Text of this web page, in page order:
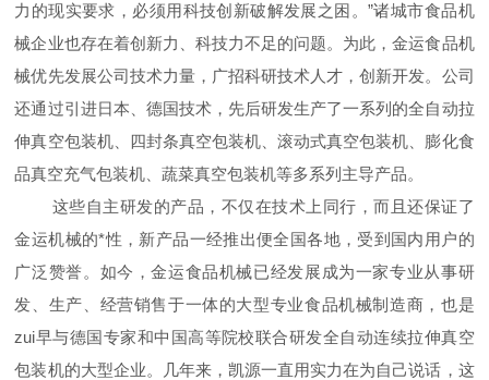
力的现实要求，必须用科技创新破解发展之困。”诸城市食品机
械企业也存在着创新力、科技力不足的问题。为此，金运食品机
械优先发展公司技术力量，广招科研技术人才，创新开发。公司
还通过引进日本、德国技术，先后研发生产了一系列的全自动拉
伸真空包装机、四封条真空包装机、滚动式真空包装机、膨化食
品真空充气包装机、蔬菜真空包装机等多系列主导产品。
这些自主研发的产品，不仅在技术上同行，而且还保证了
金运机械的*性，新产品一经推出便全国各地，受到国内用户的
广泛赞誉。如今，金运食品机械已经发展成为一家专业从事研
发、生产、经营销售于一体的大型专业食品机械制造商，也是
zui早与德国专家和中国高等院校联合研发全自动连续拉伸真空
包装机的大型企业。几年来，凯源一直用实力在为自己说话，这